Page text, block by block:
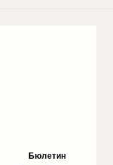
Бюлетин